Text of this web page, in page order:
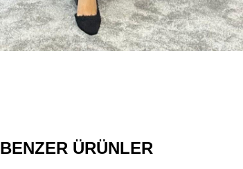
BENZER ÜRÜNLER